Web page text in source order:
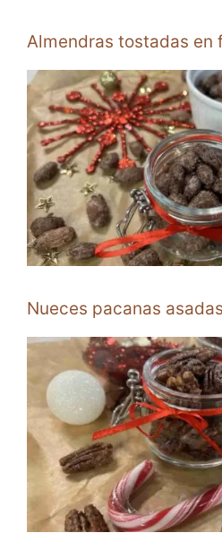
Almendras tostadas en
Nueces pacanas